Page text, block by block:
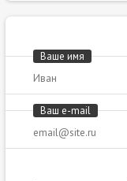
Ваше имя
Ваш e-mail